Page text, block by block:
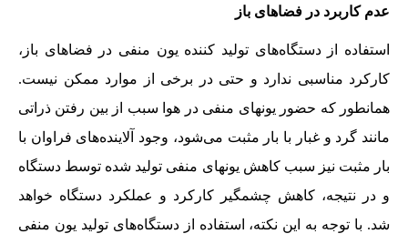
عدم کاربرد در فضاهای باز
استفاده از دستگاه‌های تولید کننده یون منفی در فضاهای باز،
کارکرد مناسبی ندارد و حتی در برخی از موارد ممکن نیست.
همانطور که حضور یونهای منفی در هوا سبب از بین رفتن ذراتی
مانند گرد و غبار با بار مثبت می‌شود، وجود آلاینده‌های فراوان با
بار مثبت نیز سبب کاهش یونهای منفی تولید شده توسط دستگاه
و در نتیجه، کاهش چشمگیر کارکرد و عملکرد دستگاه خواهد
شد. با توجه به این نکته، استفاده از دستگاه‌های تولید یون منفی